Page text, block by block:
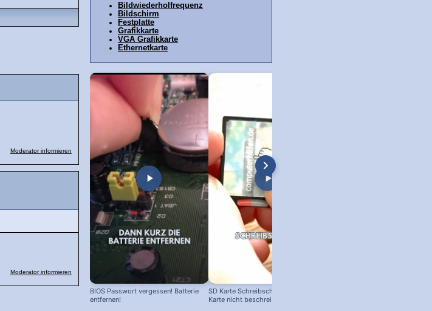
Moderator informieren
Moderator informieren
Bildwiederholfrequenz
Bildschirm
Festplatte
Grafikkarte
VGA Grafikkarte
Ethernetkarte
BIOS Passwort vergessen! Batterie
entfernen!
SD Karte Schreibschutz austricksen:
Karte nicht beschreibbar?